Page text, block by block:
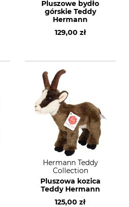
Pluszowe bydło
górskie Teddy
Hermann
129,00 zł
Hermann Teddy
Collection
Pluszowa kozica
Teddy Hermann
125,00 zł